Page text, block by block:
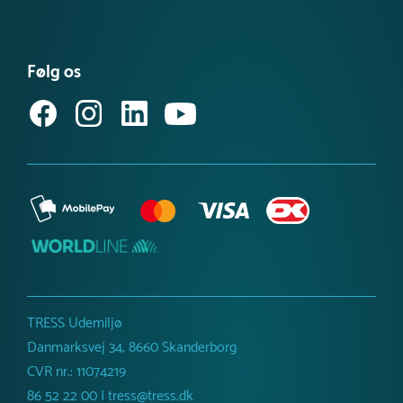
Få vores nyhedsbrev
Købsvilkår (erhverv)
Følg os
TRESS Udemiljø
Danmarksvej 34, 8660 Skanderborg
CVR nr.: 11074219
86 52 22 00 | tress@tress.dk